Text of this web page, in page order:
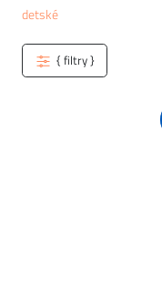
detské
{ filtry }